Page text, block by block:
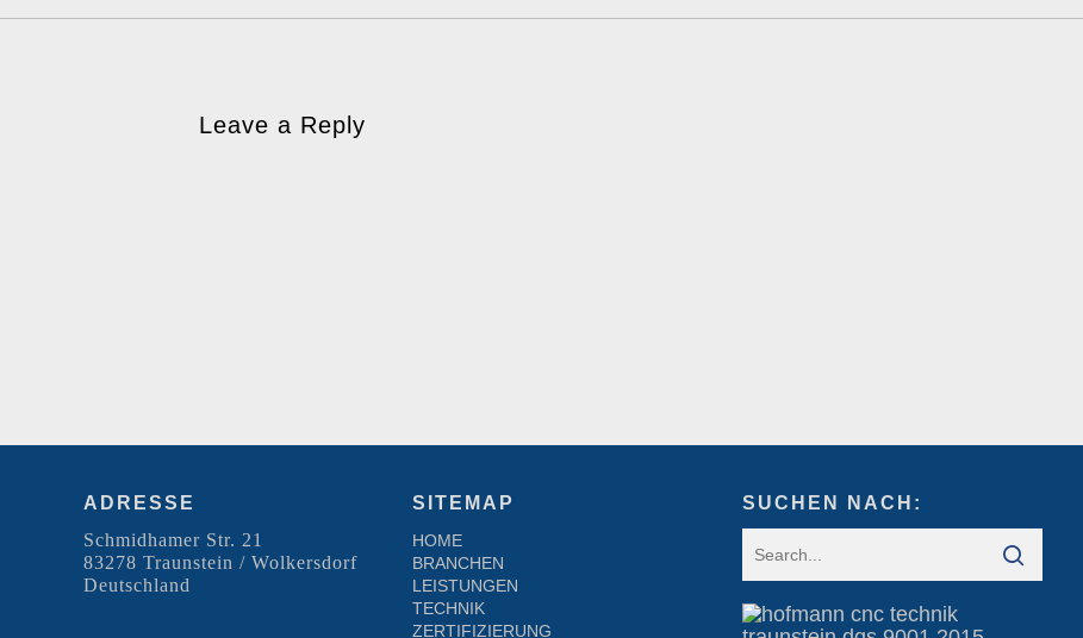
Leave a Reply
ADRESSE
Schmidhamer Str. 21
83278 Traunstein / Wolkersdorf
Deutschland
SITEMAP
HOME
BRANCHEN
LEISTUNGEN
TECHNIK
ZERTIFIZIERUNG
SUCHEN NACH: